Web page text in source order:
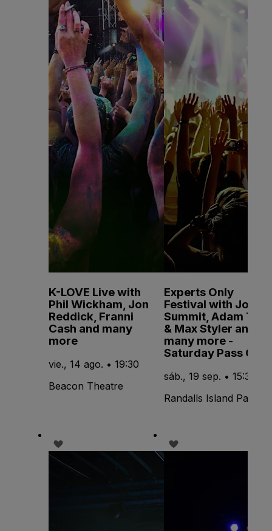
K-LOVE Live with
Phil Wickham, Jon
Reddick, Franni
Cash and many
more
vie., 14 ago. • 19:30
Beacon Theatre
Experts Only
Festival with John
Summit, Adam Ten
& Max Styler and
many more -
Saturday Pass Only
sáb., 19 sep. • 15:30
Randalls Island Park